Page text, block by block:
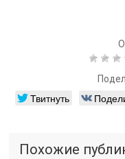
Твитнуть
Похожие